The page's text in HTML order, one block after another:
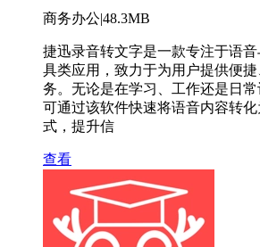
商务办公|48.3MB
捷迅录音转文字是一款专注于语
具类应用，致力于为用户提供便
务。无论是在学习、工作还是日
可通过该软件快速将语音内容转
式，提升信
查看